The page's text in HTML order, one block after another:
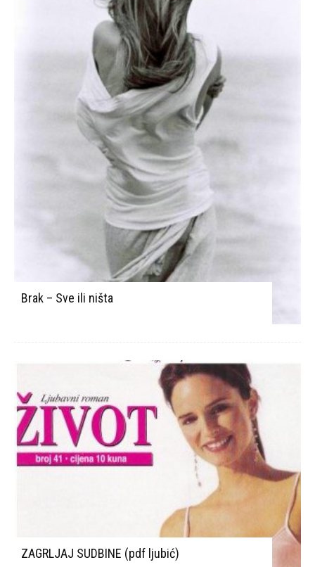
Brak – Sve ili ništa
ZAGRLJAJ SUDBINE (pdf ljubić)